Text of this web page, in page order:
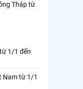
Tháp từ
1/1 đến
Nam từ 1/1